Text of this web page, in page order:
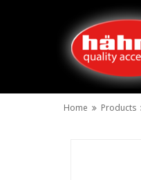
Home Products